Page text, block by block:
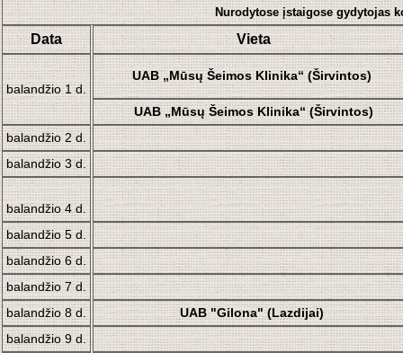
Nurodytose įstaigose gydytojas
Data Vieta
balandžio 1 d.
UAB „Mūsų Šeimos Klinika“ (Širvintos)
UAB „Mūsų Šeimos Klinika“ (Širvintos)
balandžio 2 d.
balandžio 3 d.
balandžio 4 d.
balandžio 5 d.
balandžio 6 d.
balandžio 7 d.
balandžio 8 d.
UAB "Gilona"(Lazdijai)
balandžio 9 d.